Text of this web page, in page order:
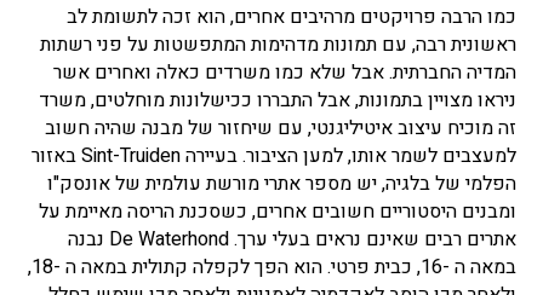
כמו הרבה פרויקטים מרהיבים אחרים, הוא זכה לתשומת לב
ראשונית רבה, עם תמונות מדהימות המתפשטות על פני רשתות
המדיה החברתית. אבל שלא כמו משרדים כאלה ואחרים אשר
ניראו מצויין בתמונות, אבל התבררו ככישלונות מוחלטים, משרד
זה מוכיח עיצוב איטיליגנטי, עם שיחזור של מבנה שהיה חשוב
למעצבים לשמר אותו, למען הציבור. בעיירה Sint-Truiden באזור
הפלמי של בלגיה, יש מספר אתרי מורשת עולמית של אונסק"ו
ומבנים היסטוריים חשובים אחרים, כשסכנת הריסה מאיימת על
אתרים רבים שאינם נראים בעלי ערך. De Waterhond נבנה
במאה ה -16, כבית פרטי. הוא הפך לקפלה קתולית במאה ה -18,